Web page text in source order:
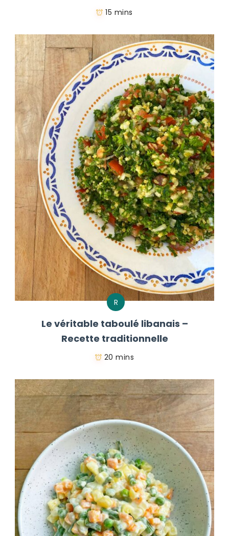
15 mins
R
Le véritable taboulé libanais –
Recette traditionnelle
20 mins